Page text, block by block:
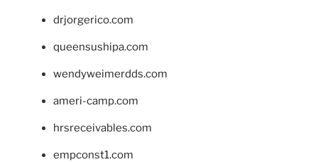
drjorgerico.com
queensushipa.com
wendyweimerdds.com
ameri-camp.com
hrsreceivables.com
empconst1.com